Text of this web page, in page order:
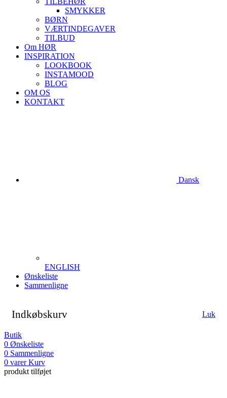
SMYKKER
BØRN
VÆRTINDEGAVER
TILBUD
Om HØR
INSPIRATION
LOOKBOOK
INSTAMOOD
BLOG
OM OS
KONTAKT
Dansk
ENGLISH
Ønskeliste
Sammenligne
Indkøbskurv Luk
Butik
0 Ønskeliste
0 Sammenligne
0 varer Kurv
produkt tilføjet